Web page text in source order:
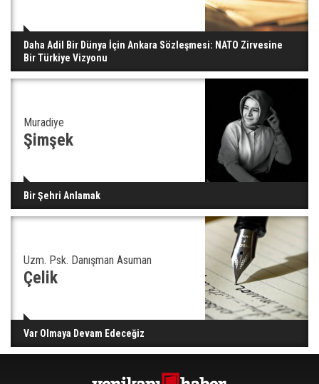
Daha Adil Bir Dünya İçin Ankara Sözleşmesi: NATO Zirvesine
Bir Türkiye Vizyonu
Muradiye
Şimşek
Bir Şehri Anlamak
Uzm. Psk. Danışman Asuman
Çelik
Var Olmaya Devam Edeceğiz